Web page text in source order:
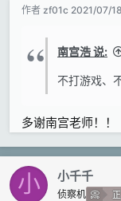
:
作者 zf01c 2021/07/18
南宫浩 说:
不打游戏、
多谢南宫老师！！
小 小千千
侦察机